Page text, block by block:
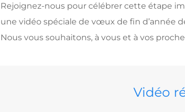
Rejoignez-nous pour célébrer cette étape
une vidéo spéciale de vœux de fin d’année
Nous vous souhaitons, à vous et à vos
Vidéo